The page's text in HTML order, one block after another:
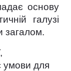
основу
галузі
загалом.
умови для